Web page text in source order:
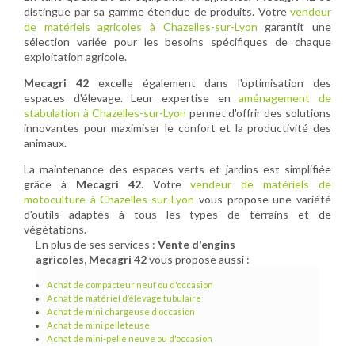
distingue par sa gamme étendue de produits. Votre vendeur
de matériels agricoles à Chazelles-sur-Lyon garantit une
sélection variée pour les besoins spécifiques de chaque
exploitation agricole.
Mecagri 42excelle également dans l'optimisation des
espaces d'élevage. Leur expertise enaménagement de
stabulation à Chazelles-sur-Lyon permet d'offrir des solutions
innovantes pour maximiser le confort et la productivité des
animaux.
La maintenance des espaces verts et jardins est simplifiée
grâce à Mecagri 42. Votrevendeur de matériels de
motoculture à Chazelles-sur-Lyon vous propose une variété
d'outils adaptés à tous les types de terrains et de
végétations.
En plus de ses services : Vente d'engins
agricoles, Mecagri 42vous propose aussi :
Achat de compacteur neuf ou d'occasion
Achat de matériel d’élevage tubulaire
Achat de mini chargeuse d'occasion
Achat de mini pelleteuse
Achat de mini-pelle neuve ou d'occasion